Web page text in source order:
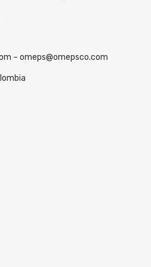
– omeps@omepsco.com